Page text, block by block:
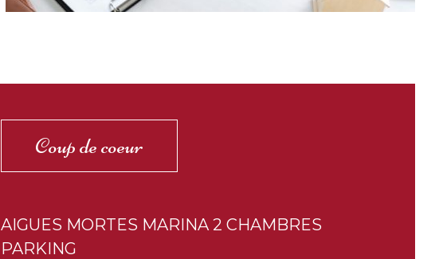
Coup de coeur
AIGUES MORTES MARINA 2 CHAMBRES
PARKING